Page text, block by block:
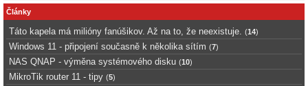
Články
Táto kapela má milióny fanúšikov. Až na to, že neexistuje. (14)
Windows 11 - připojení současně k několika sítím (7)
NAS QNAP - výměna systémového disku (10)
MikroTik router 11 - tipy (5)